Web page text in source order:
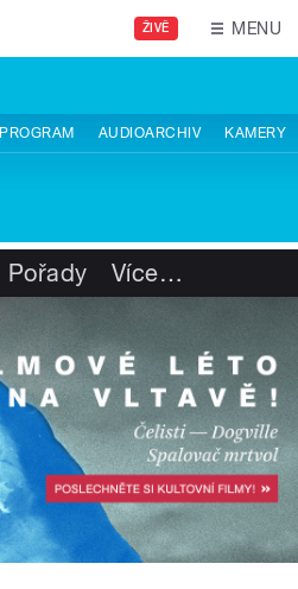
ŽIVĚ MENU
PROGRAM AUDIOARCHIV KAMERY
Pořady Více…